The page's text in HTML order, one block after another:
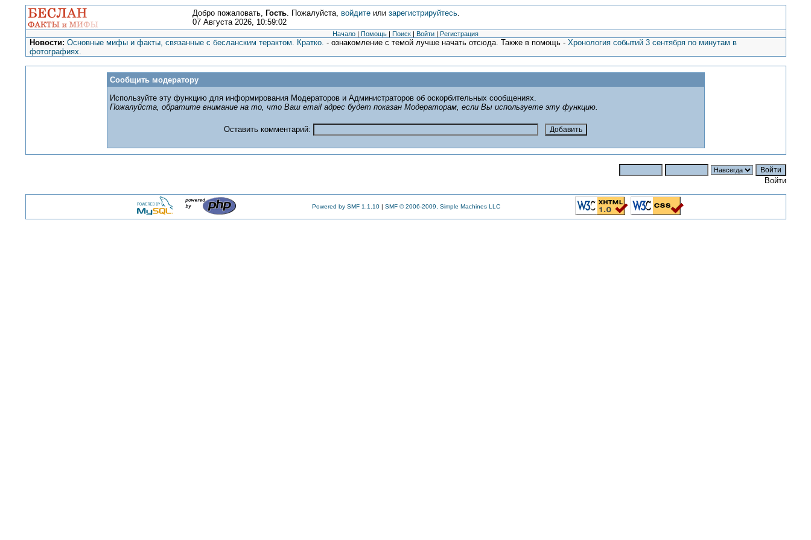
Добро пожаловать, Гость. Пожалуйста, войдитеили зарегистрируйтесь.
07 Августа 2026, 10:59:02
Начало | Помощь | Поиск | Войти | Регистрация
Новости: Основные мифы и факты, связанные с бесланским терактом. Кратко. - ознакомление с темой лучше начать отсюда. Также в помощь -Хронология событий 3 сентября по минутам в
фотографиях.
Сообщить модератору
Используйте эту функцию для информирования Модераторов и Администраторов об оскорбительных сообщениях.
Пожалуйста, обратите внимание на то, что Ваш email адрес будет показан Модераторам, если Вы используете эту функцию.
Оставить комментарий:
Войти
Powered by SMF 1.1.10| SMF © 2006-2009, Simple Machines LLC